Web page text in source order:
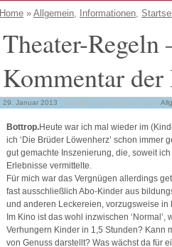
Home » Allgemein, Informationen,
Theater-
Kommentar
29. Januar 2013 Veröffentlicht von peve unter
Bottrop.Heute war ich mal wieder im
ich ‘Die Brüder Löwenherz’ schon immer
gut gemachte Inszenierung, die, soweit
Erlebnisse vermittelte.
Für mich war das Vergnügen allerdings
fast ausschließlich Abo-Kinder aus
und anderen Leckereien, vorzugsweise
Im Kino ist das wohl inzwischen
Verhungern Kinder in 1,5 Stunden? Kann
von Genuss darstellt? Was wächst da für